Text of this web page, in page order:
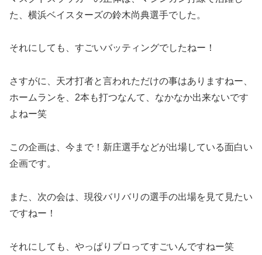
た、横浜ベイスターズの鈴木尚典選手でした。
それにしても、すごいバッティングでしたねー！
さすがに、天才打者と言われただけの事はありますねー、
ホームランを、2本も打つなんて、なかなか出来ないです
よねー笑
この企画は、今まで！新庄選手などが出場している面白い
企画です。
また、次の会は、現役バリバリの選手の出場を見て見たい
ですねー！
それにしても、やっぱりプロってすごいんですねー笑